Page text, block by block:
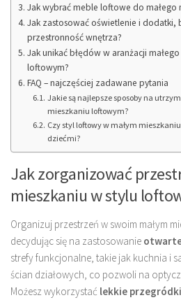
Jak wybrać meble loftowe do małego
Jak zastosować oświetlenie i dodatki,
przestronność wnętrza?
Jak unikać błędów w aranżacji
loftowym?
FAQ – najczęściej zadawane pytania
Jakie są najlepsze sposoby na
mieszkaniu loftowym?
Czy styl loftowy w małym
dziećmi?
Jak zorganizować
mieszkaniu w stylu
Organizuj przestrzeń w swoim małym
decydując się na zastosowanie
strefy funkcjonalne, takie jak kuchnia i
ścian działowych, co pozwoli na
Możesz wykorzystać lekkie przegródki